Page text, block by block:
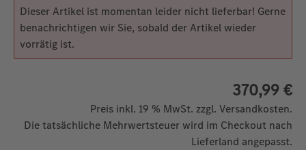
Dieser Artikel ist momentan leider nicht lieferbar! Gerne
benachrichtigen wir Sie, sobald der Artikel wieder
vorrätig ist.
370,99 €
Preis inkl. 19 % MwSt. zzgl. Versandkosten.
Die tatsächliche Mehrwertsteuer wird im Checkout nach
Lieferland angepasst.